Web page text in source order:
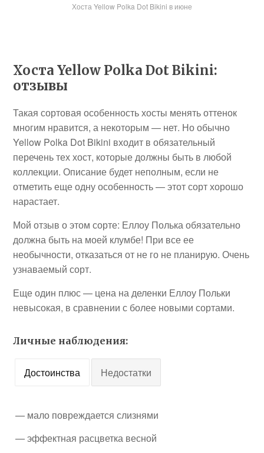
Хоста Yellow Polka Dot Bikini в июне
Хоста Yellow Polka Dot Bikini:
отзывы
Такая сортовая особенность хосты менять оттенок
многим нравится, а некоторым — нет. Но обычно
Yellow Polka Dot Bikini входит в обязательный
перечень тех хост, которые должны быть в любой
коллекции. Описание будет неполным, если не
отметить еще одну особенность — этот сорт хорошо
нарастает.
Мой отзыв о этом сорте: Еллоу Полька обязательно
должна быть на моей клумбе! При все ее
необычности, отказаться от не го не планирую. Очень
узнаваемый сорт.
Еще один плюс — цена на деленки Еллоу Польки
невысокая, в сравнении с более новыми сортами.
Личные наблюдения:
Достоинства Недостатки
— мало повреждается слизнями
— эффектная расцветка весной